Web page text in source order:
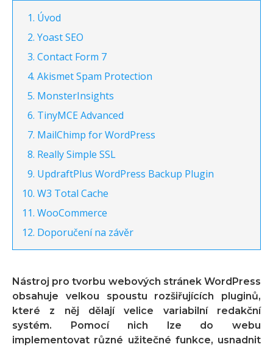
Úvod
Yoast SEO
Contact Form 7
Akismet Spam Protection
MonsterInsights
TinyMCE Advanced
MailChimp for WordPress
Really Simple SSL
UpdraftPlus WordPress Backup Plugin
W3 Total Cache
WooCommerce
Doporučení na závěr
Nástroj pro tvorbu webových stránek WordPress
obsahuje velkou spoustu rozšiřujících pluginů,
které z něj dělají velice variabilní redakční
systém. Pomocí nich lze do webu
implementovat různé užitečné funkce, usnadnit